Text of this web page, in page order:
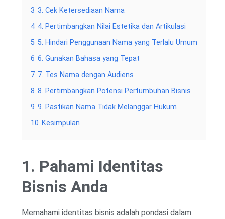
3 3. Cek Ketersediaan Nama
4 4. Pertimbangkan Nilai Estetika dan Artikulasi
5 5. Hindari Penggunaan Nama yang Terlalu Umum
6 6. Gunakan Bahasa yang Tepat
7 7. Tes Nama dengan Audiens
8 8. Pertimbangkan Potensi Pertumbuhan Bisnis
9 9. Pastikan Nama Tidak Melanggar Hukum
10 Kesimpulan
1. Pahami Identitas
Bisnis Anda
Memahami identitas bisnis adalah pondasi dalam